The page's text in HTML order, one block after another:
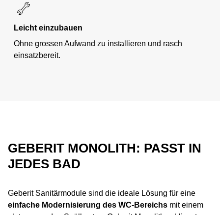
Leicht einzubauen
Ohne grossen Aufwand zu installieren und rasch
einsatzbereit.
GEBERIT MONOLITH: PASST IN
JEDES BAD
Geberit Sanitärmodule sind die ideale Lösung für eine
einfache Modernisierung des WC-Bereichs mit einem